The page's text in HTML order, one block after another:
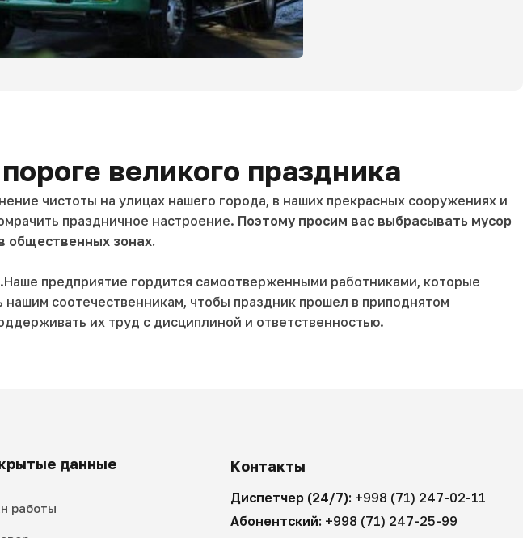
великого праздника
чистоты на улицах нашего города, в наших прекрасных сооружениях и
праздничное настроение. Поэтому просим вас выбрасывать мусор
общественных зонах.
предприятие гордится самоотверженными работниками, которые
соотечественникам, чтобы праздник прошел в приподнятом
их труд с дисциплиной и ответственностью.
данные
работы
Контакты
Диспетчер (24/7): +998 (71) 247-02-11
Абонентский: +998 (71) 247-25-99